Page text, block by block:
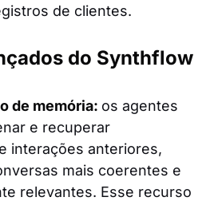
de clientes.
do Synthflow
de memória: os agentes
e recuperar
interações anteriores,
mais coerentes e
relevantes. Esse recurso